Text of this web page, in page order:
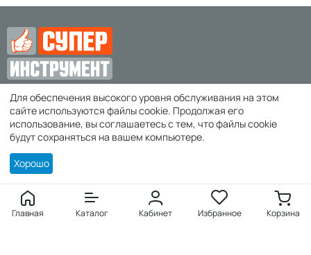
Главная Каталог Кабинет Избранное Корзина
zakaz@super-instrument.ru
г. Симферополь,
Покупателю
Войти
Для обеспечения высокого уровня обслуживания на этом
сайте используются файлы cookie. Продолжая его
использование, вы соглашаетесь с тем, что файлы cookie
будут сохраняться на вашем компьютере.
Хорошо